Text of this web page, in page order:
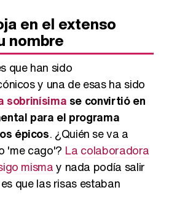
en el extenso
nombre
que han sido
y una de esas ha sido
sobrinísima se convirtió en
para el programa
épicos. ¿Quién se va a
'me cago'? La colaboradora
mismay nada podía salir
que las risas estaban